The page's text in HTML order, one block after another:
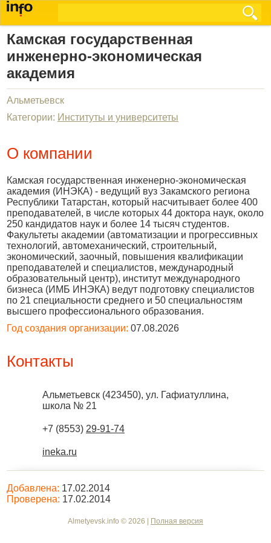
Камская государственная
инженерно-экономическая
академия
Альметьевск
Категории: Институты и университеты
О компании
Камская государственная инженерно-экономическая
академия (ИНЭКА) - ведущий вуз Закамского региона
Республики Татарстан, который насчитывает более 400
преподавателей, в числе которых 44 доктора наук, около
250 кандидатов наук и более 14 тысяч студентов.
Факультеты академии (автоматизации и прогрессивных
технологий, автомеханический, строительный,
экономический, заочный, повышения квалификации
преподавателей и специалистов, международный
образовательный центр), институт международного
бизнеса (ИМБ ИНЭКА) ведут подготовку специалистов
по 21 специальности среднего и 50 специальностям
высшего профессионального образования.
Год создания организации: 07.08.2026
Контакты
Альметьевск (423450), ул. Гафиатуллина,
школа № 21
+7 (8553) 29-91-74
ineka.ru
Добавлена: 17.02.2014
Проверена: 17.02.2014
Almetyevsk.info © 2026 | Полная версия